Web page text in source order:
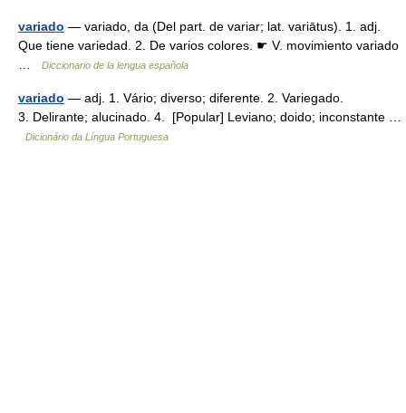
variado — variado, da (Del part. de variar; lat. variātus). 1. adj.
Que tiene variedad. 2. De varios colores. ☛ V. movimiento variado
Diccionario de la lengua española
variado — adj. 1. Vário; diverso; diferente. 2. Variegado.
3. Delirante; alucinado. 4. [Popular] Leviano; doido; inconstante …
Dicionário da Língua Portuguesa